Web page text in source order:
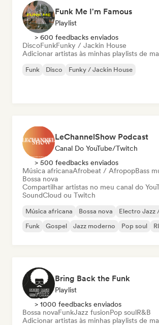
Funk Me I'm Famous
Playlist
> 600 feedbacks enviados
DiscoFunkFunky / Jackin House
Adicionar artistas às minhas playlists de
Funk Disco Funky / Jackin House
LeChannelShow Podcast
Canal Do YouTube/Twitch
> 500 feedbacks enviados
Música africanaAfrobeat / AfropopBass
Bossa nova
Compartilhar artistas no meu canal do
SoundCloud ou Twitch
Música africana Bossa nova
Electro Jazz
Funk
Gospel Jazz moderno Pop soul
Bring Back the Funk
Playlist
> 1000 feedbacks enviados
Bossa novaFunkJazz fusionPop soulR&B
Adicionar artistas às minhas playlists de